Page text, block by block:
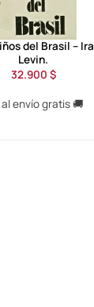
del Brasil – Ira
Levin.
32.900 $
envío gratis 🚚